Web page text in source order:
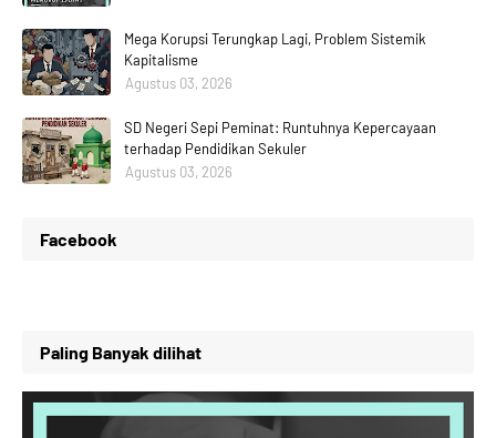
Mega Korupsi Terungkap Lagi, Problem Sistemik
Kapitalisme
Agustus 03, 2026
SD Negeri Sepi Peminat: Runtuhnya Kepercayaan
terhadap Pendidikan Sekuler
Agustus 03, 2026
Facebook
Paling Banyak dilihat